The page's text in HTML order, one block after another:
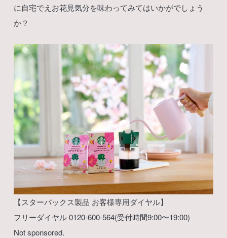
に自宅でえお花見気分を味わってみてはいかがでしょう
か？
【スターバックス製品 お客様専用ダイヤル】
フリーダイヤル 0120-600-564(受付時間9:00〜19:00)
Not sponsored.